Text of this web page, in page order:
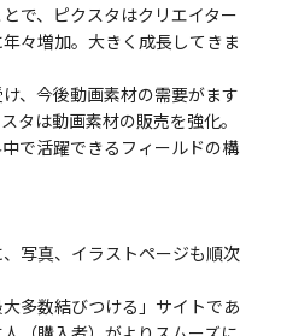
で、ピクスタはクリエイター
々増加。大きく成長してきま
、今後動画素材の需要がます
タは動画素材の販売を強化。
で活躍できるフィールドの構
写真、イラストページも順次
多数結びつける」サイトであ